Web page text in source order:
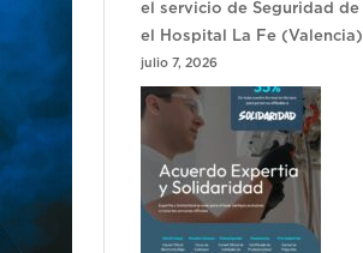
el servicio de Seguridad de
el Hospital La Fe (Valencia)
julio 7, 2026